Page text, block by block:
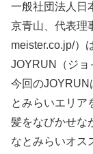
一般社団法人日
京青山、代表理
meister.co.jp/）
JOYRUN（ジョ
今回のJOYRUN
とみらいエリア
髪をなびかせな
なとみらいオス